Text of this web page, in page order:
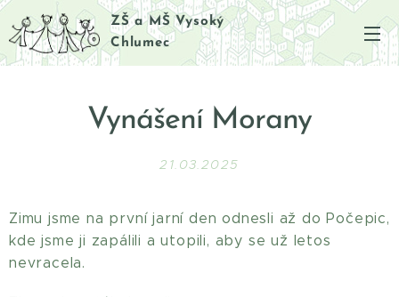
ZŠ a MŠ Vysoký
Chlumec
Vynášení Morany
21.03.2025
Zimu jsme na první jarní den odnesli až do Počepic,
kde jsme ji zapálili a utopili, aby se už letos
nevracela.